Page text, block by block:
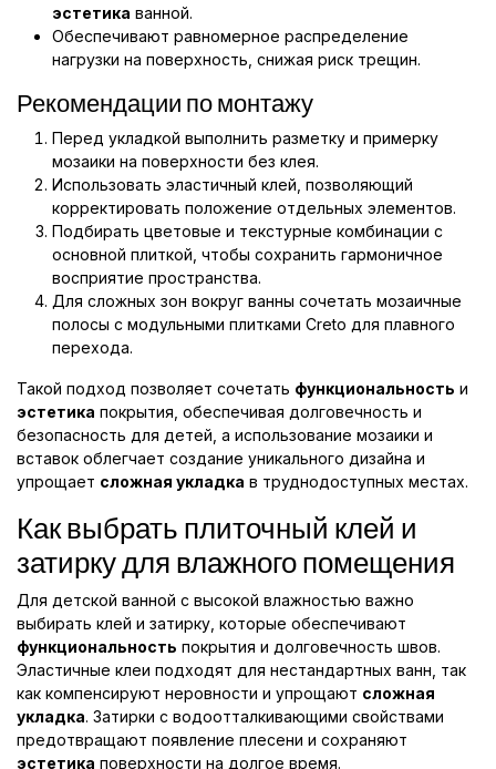
эстетика ванной.
Обеспечивают равномерное распределение
нагрузки на поверхность, снижая риск трещин.
Рекомендации по монтажу
Перед укладкой выполнить разметку и примерку
мозаики на поверхности без клея.
Использовать эластичный клей, позволяющий
корректировать положение отдельных элементов.
Подбирать цветовые и текстурные комбинации с
основной плиткой, чтобы сохранить гармоничное
восприятие пространства.
Для сложных зон вокруг ванны сочетать мозаичные
полосы с модульными плитками Creto для плавного
перехода.
Такой подход позволяет сочетать функциональность и
эстетика покрытия, обеспечивая долговечность и
безопасность для детей, а использование мозаики и
вставок облегчает создание уникального дизайна и
упрощает сложная укладка в труднодоступных местах.
Как выбрать плиточный клей и
затирку для влажного помещения
Для детской ванной с высокой влажностью важно
выбирать клей и затирку, которые обеспечивают
функциональность покрытия и долговечность швов.
Эластичные клеи подходят для нестандартных ванн, так
как компенсируют неровности и упрощают сложная
укладка. Затирки с водоотталкивающими свойствами
предотвращают появление плесени и сохраняют
эстетика поверхности на долгое время.